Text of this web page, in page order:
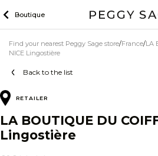
to
Boutique
Back to the list
Find your nearest Peggy Sage store France LA
NICE Lingostière
RETAILER
LA BOUTIQUE DU
Lingostière